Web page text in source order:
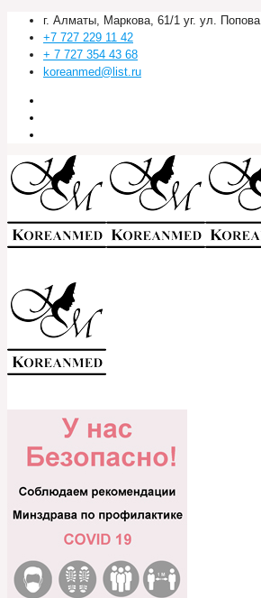
г. Алматы, Маркова, 61/1 уг. ул. Попова
+7 727 229 11 42
+ 7 727 354 43 68
koreanmed@list.ru